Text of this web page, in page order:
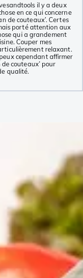
il y a deux
en ce qui concerne
de couteaux’. Certes
porté attention aux
qui a grandement
Couper mes
relaxant.
cependant affirmer
de couteaux’ pour
qualité.